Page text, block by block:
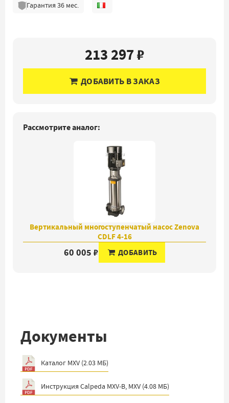
Гарантия 36мес.
213 297 ₽
ДОБАВИТЬ В ЗАКАЗ
Рассмотрите аналог:
Вертикальный многоступенчатый насос Zenova
CDLF 4-16
60 005 ₽ ДОБАВИТЬ
Документы
Каталог MXV (2.03 МБ)
Инструкция Calpeda MXV-B, MXV (4.08 МБ)